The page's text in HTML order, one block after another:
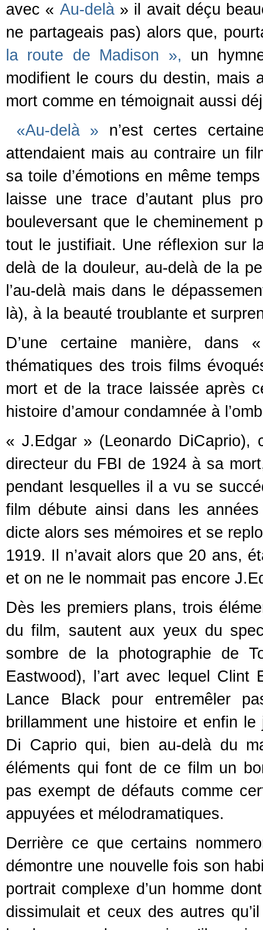
avec « Au-delà » il avait déçu
ne partageais pas) alors que,
la route de Madison », un
modifient le cours du destin, mais
mort comme en témoignait aussi
«Au-delà » n’est certes
attendaient mais au contraire un
sa toile d’émotions en même
laisse une trace d’autant plus
bouleversant que le cheminement
tout le justifiait. Une réflexion sur
delà de la douleur, au-delà de la
l’au-delà mais dans le
là), à la beauté troublante et
D’une certaine manière,
thématiques des trois films
mort et de la trace laissée après
histoire d’amour condamnée à
« J.Edgar » (Leonardo DiCaprio),
directeur du FBI de 1924 à sa
pendant lesquelles il a vu se
film débute ainsi dans les
dicte alors ses mémoires et se
1919. Il n’avait alors que 20 ans,
et on ne le nommait pas encore
Dès les premiers plans, trois
du film, sautent aux yeux du
sombre de la photographie de
Eastwood), l’art avec lequel Clint
Lance Black pour entremêler
brillamment une histoire et enfin
Di Caprio qui, bien au-delà du
éléments qui font de ce film un
pas exempt de défauts comme
appuyées et mélodramatiques.
Derrière ce que certains
démontre une nouvelle fois son
portrait complexe d’un homme
dissimulait et ceux des autres